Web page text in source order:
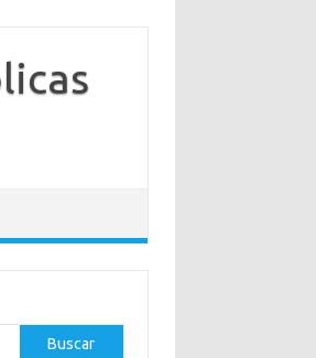
Buscar